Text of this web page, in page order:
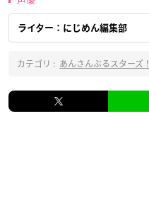
ライター：にじめん編集部
カテゴリ : あんさんぶるスターズ！